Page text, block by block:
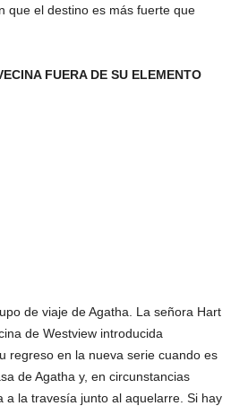
que el destino es más fuerte que
FUERA DE SU ELEMENTO
de viaje de Agatha. La señora Hart
de Westview introducida
regreso en la nueva serie cuando es
de Agatha y, en circunstancias
a la travesía junto al aquelarre. Si hay